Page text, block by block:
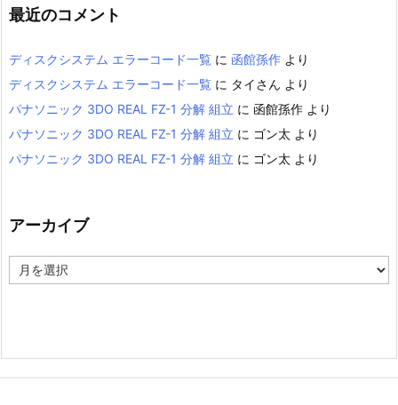
最近のコメント
ディスクシステム エラーコード一覧 に 函館孫作 より
ディスクシステム エラーコード一覧 に タイさん より
パナソニック 3DO REAL FZ-1 分解 組立 に 函館孫作 より
パナソニック 3DO REAL FZ-1 分解 組立 に ゴン太 より
パナソニック 3DO REAL FZ-1 分解 組立 に ゴン太 より
アーカイブ
ー